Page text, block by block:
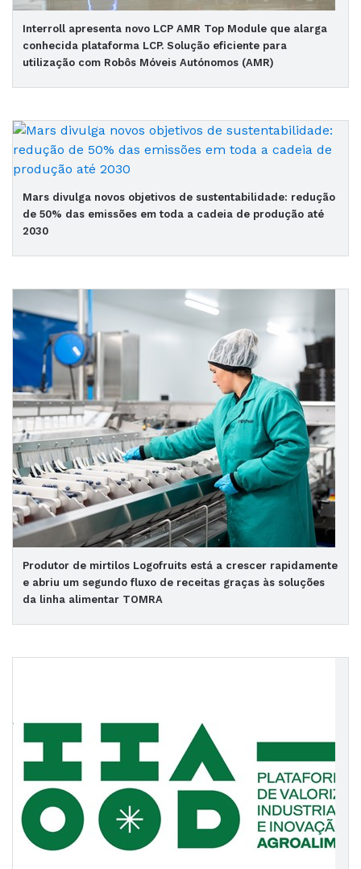
Interroll apresenta novo LCP AMR Top Module que alarga
conhecida plataforma LCP. Solução eficiente para
utilização com Robôs Móveis Autónomos (AMR)
Mars divulga novos objetivos de sustentabilidade: redução
de 50% das emissões em toda a cadeia de produção até
2030
Produtor de mirtilos Logofruits está a crescer rapidamente
e abriu um segundo fluxo de receitas graças às soluções
da linha alimentar TOMRA